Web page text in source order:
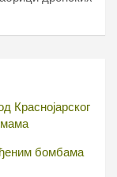
Краснојарског
бомбама